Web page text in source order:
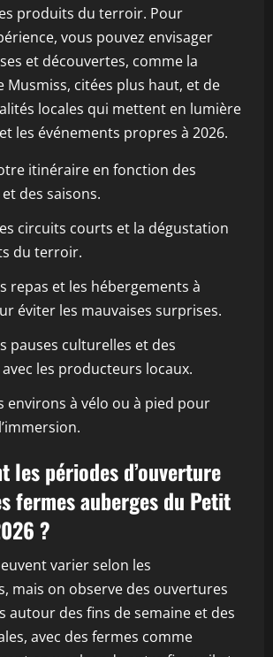
produits du terroir. Pour
vous pouvez envisager
et découvertes, comme la
Musmiss, citées plus haut, et de
locales qui mettent en lumière
les événements propres à 2026.
itinéraire en fonction des
des saisons.
circuits courts et la dégustation
du terroir.
repas et les hébergements à
éviter les mauvaises surprises.
pauses culturelles et des
les producteurs locaux.
environs à vélo ou à pied pour
les périodes d’ouverture
fermes auberges du Petit
?
varier selon les
mais on observe des ouvertures
autour des fins de semaine et des
avec des fermes comme